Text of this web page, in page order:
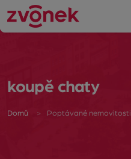
koupě chaty
Domů Poptávané nemovitosti